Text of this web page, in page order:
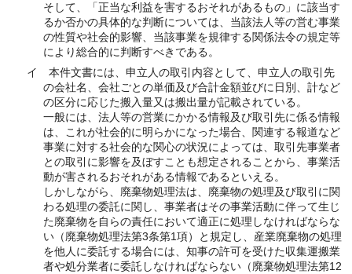
そして、「正当な利益を害するおそれがあるもの」に該当す
るか否かの具体的な判断については、当該法人等の営む事業
の性質や社会的影響、当該事業を規律する関係法令の規定等
により総合的に判断すべきである。
イ 本件文書には、申立人の取引内容として、申立人の取引先
の会社名、会社ごとの単価及び合計金額並びに日別、計など
の区分に応じた搬入量又は搬出量が記載されている。
一般には、法人等の営業にかかる情報及び取引先に係る情報
は、これが社会的に明らかになった場合、関連する報道など
事業に対する社会的な関心の状況によっては、取引先事業者
との取引に影響を及ぼすことも想定されることから、事業活
動が害されるおそれがある情報であるといえる。
しかしながら、廃棄物処理法は、廃棄物の処理及び取引に関
わる処理の委託に関し、事業者はその事業活動に伴って生じ
た廃棄物を自らの責任において適正に処理しなければならな
い（廃棄物処理法第3条第1項）と規定し、産業廃棄物の処理
を他人に委託する場合には、知事の許可を受けた収集運搬業
者や処分業者に委託しなければならない（廃棄物処理法第12